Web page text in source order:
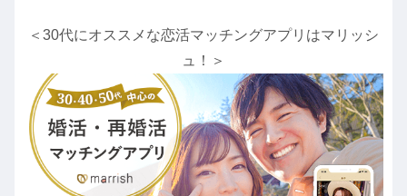
＜30代にオススメな恋活マッチングアプリはマリッシ
ュ！＞